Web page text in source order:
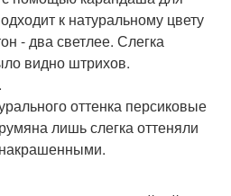
к натуральному цвету
- два светлее. Слегка
видно штрихов.
оттенка персиковые
лишь слегка оттеняли